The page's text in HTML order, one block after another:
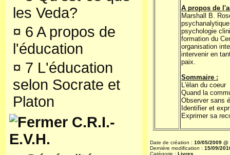
les Veda?
¤ 6 A propos de
l'éducation
¤ 7 L'éducation
selon Socrate et
Platon
C.R.I.-
E.V.H.
A propos de
Marshall B.
psychologie
formation du
organisation
intervenir en
paix.
Sommaire :
L'élan du coeur
Quand la
Observer sans
Identifier et
Exprimer sa
Date de création : 10/05/2009 @
Dernière modification : 15/09/
Catégorie : Livres